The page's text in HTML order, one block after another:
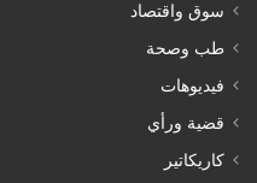
سوق واقتصاد
طب وصحة
فيديوهات
قضية ورأي
كاريكاتير